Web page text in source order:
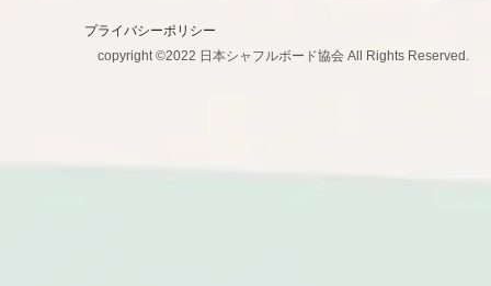
プライバシーポリシー
copyright ©2022 日本シャフルボード協会 All Rights Reserved.